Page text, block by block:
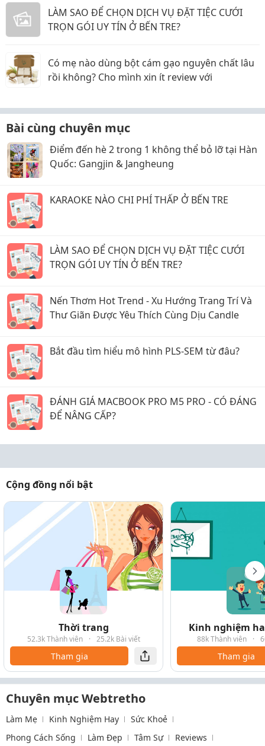
LÀM SAO ĐỂ CHỌN DỊCH VỤ ĐẶT TIỆC CƯỚI
TRỌN GÓI UY TÍN Ở BẾN TRE?
Có mẹ nào dùng bột cám gạo nguyên chất lâu
rồi không? Cho mình xin ít review với
Bài cùng chuyên mục
Điểm đến hè 2 trong 1 không thể bỏ lỡ tại Hàn
Quốc: Gangjin & Jangheung
KARAOKE NÀO CHI PHÍ THẤP Ở BẾN TRE
LÀM SAO ĐỂ CHỌN DỊCH VỤ ĐẶT TIỆC CƯỚI
TRỌN GÓI UY TÍN Ở BẾN TRE?
Nến Thơm Hot Trend - Xu Hướng Trang Trí Và
Thư Giãn Được Yêu Thích Cùng Dịu Candle
Bắt đầu tìm hiểu mô hình PLS-SEM từ đâu?
ĐÁNH GIÁ MACBOOK PRO M5 PRO - CÓ ĐÁNG
ĐỂ NÂNG CẤP?
Cộng đồng nổi bật
Thời trang
52.3k Thành viên · 25.2k Bài viết
Tham gia
Kinh nghiệm
88k Thành viên ·
Tham gia
Chuyên mục Webtretho
Làm Mẹ Kinh Nghiệm Hay
Sức Khoẻ
Phong Cách Sống
Làm Đẹp Tâm Sự Reviews